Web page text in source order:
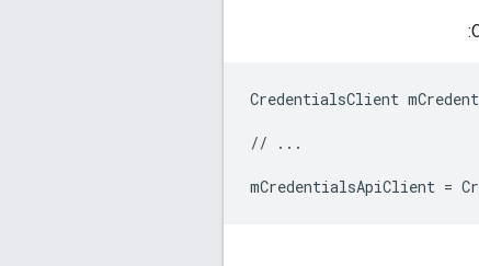
CredentialsClient
// ...